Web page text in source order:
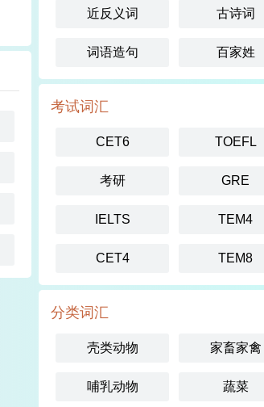
近反义词 古诗词
词语造句 百家姓
考试词汇
CET6 TOEFL
考研 GRE
IELTS TEM4
CET4 TEM8
分类词汇
壳类动物 家畜家禽
哺乳动物 蔬菜